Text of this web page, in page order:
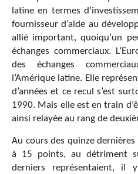
latine en termes
fournisseur d’aide au
allié important, quoiqu’un
échanges commerciaux.
des échanges
l’Amérique latine. Elle
d’années et ce recul s’est
1990. Mais elle est en train
ainsi relayée au rang de
Au cours des quinze dernières
à 15 points, au détriment
derniers représentaient, il